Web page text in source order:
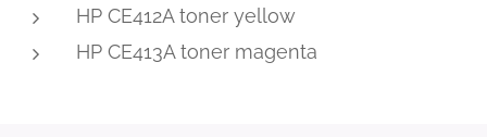
HP CE412A toner yellow
HP CE413A toner magenta